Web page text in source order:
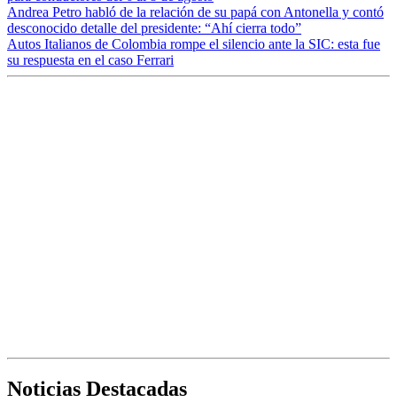
Andrea Petro habló de la relación de su papá con Antonella y contó
desconocido detalle del presidente: “Ahí cierra todo”
Autos Italianos de Colombia rompe el silencio ante la SIC: esta fue
su respuesta en el caso Ferrari
Noticias Destacadas